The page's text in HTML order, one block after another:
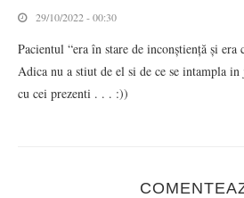
29/10/2022 - 00:30
Pacientul “era în stare de inconștiență și era
Adica nu a stiut de el si de ce se intampla
cu cei prezenti . . . :))